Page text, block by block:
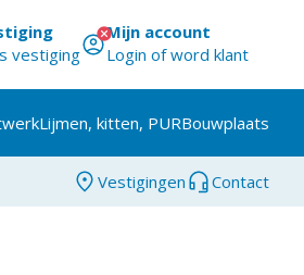
vestiging
Mijn account
Login of word klant
Lijmen, kitten, PURBouwplaats
Vestigingen Contact